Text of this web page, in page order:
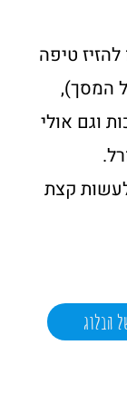
טיפה
המסך),
וגם אולי
קצת
הבלוג